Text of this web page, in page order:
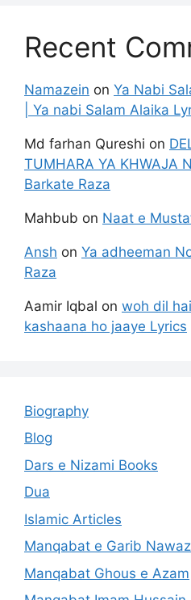
Recent
Namazein on Ya Nabi
| Ya nabi Salam Alaika
Md farhan Qureshi on
TUMHARA YA KHWAJA
Barkate Raza
Mahbub on Naat e
Ansh on Ya adheeman
Raza
Aamir Iqbal on woh dil
kashaana ho jaaye Lyrics
Biography
Blog
Dars e Nizami Books
Dua
Islamic Articles
Manqabat e Garib Nawaz
Manqabat Ghous e Azam